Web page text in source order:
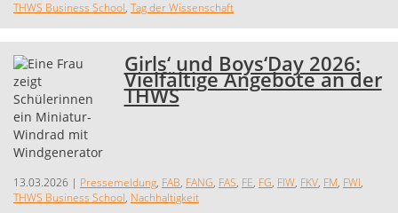
THWS Business School, Tag der Wissenschaft
Girls‘ und Boys‘Day 2026:
Vielfältige Angebote an der
THWS
13.03.2026 | Pressemeldung, FAB, FANG, FAS, FE, FG, FIW, FKV, FM, FWI,
THWS Business School, Nachhaltigkeit